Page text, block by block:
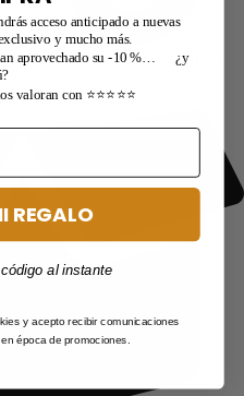
· UE desde 9,95 € / Gratis
acceso anticipado a nuevas
y mucho más.
aprovechado su -10 %… ¿y
valoran con ⭐⭐⭐⭐⭐
REGALO
al instante
y acepto recibir comunicaciones
época de promociones.